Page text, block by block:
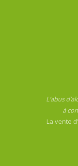
L’abus
à
La vente